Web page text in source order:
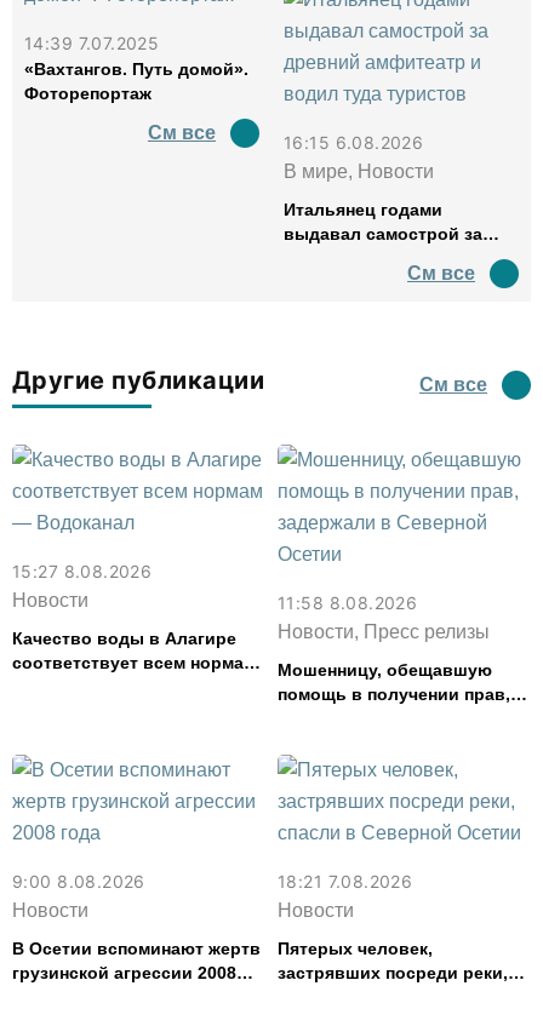
14:39 7.07.2025
«Вахтангов. Путь домой».
Фоторепортаж
См все
16:15 6.08.2026
В мире, Новости
Итальянец годами
выдавал самострой за
водил туда туристов
См все
Другие публикации См все
15:27 8.08.2026
Новости
Качество воды в Алагире
соответствует всем нормам
11:58 8.08.2026
Новости, Пресс релизы
Мошенницу, обещавшую
помощь в получении прав,
9:00 8.08.2026
Новости
В Осетии вспоминают жертв
грузинской агрессии 2008
18:21 7.08.2026
Новости
Пятерых человек,
застрявших посреди реки,